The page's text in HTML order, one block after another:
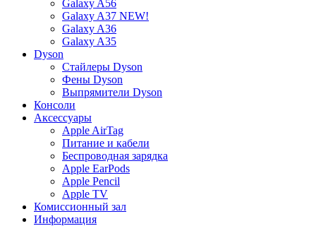
Galaxy A56
Galaxy A37 NEW!
Galaxy A36
Galaxy A35
Dyson
Стайлеры Dyson
Фены Dyson
Выпрямители Dyson
Консоли
Аксессуары
Apple AirTag
Питание и кабели
Беспроводная зарядка
Apple EarPods
Apple Pencil
Apple TV
Комиссионный зал
Информация